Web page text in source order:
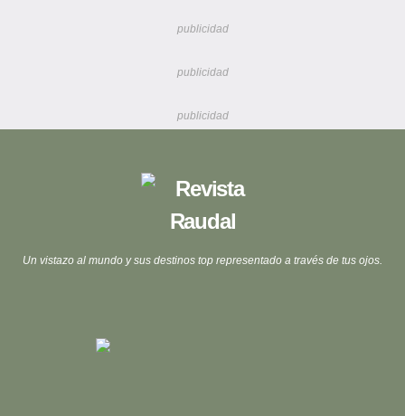
publicidad
publicidad
publicidad
Un vistazo al mundo y sus destinos top representado a través de tus ojos.